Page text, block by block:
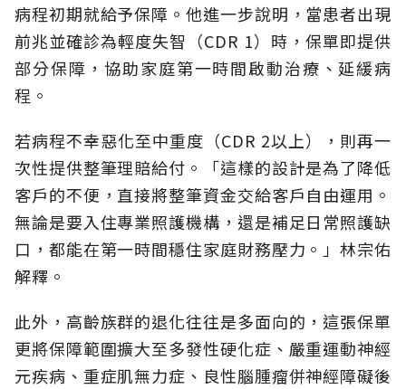
病程初期就給予保障。他進一步說明，當患者出現
前兆並確診為輕度失智（CDR 1）時，保單即提供
部分保障，協助家庭第一時間啟動治療、延緩病
程。
若病程不幸惡化至中重度（CDR 2以上），則再一
次性提供整筆理賠給付。「這樣的設計是為了降低
客戶的不便，直接將整筆資金交給客戶自由運用。
無論是要入住專業照護機構，還是補足日常照護缺
口，都能在第一時間穩住家庭財務壓力。」林宗佑
解釋。
此外，高齡族群的退化往往是多面向的，這張保單
更將保障範圍擴大至多發性硬化症、嚴重運動神經
元疾病、重症肌無力症、良性腦腫瘤併神經障礙後